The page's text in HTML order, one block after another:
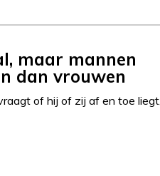
maar mannen
dan vrouwen
of hij of zij af en toe liegt,